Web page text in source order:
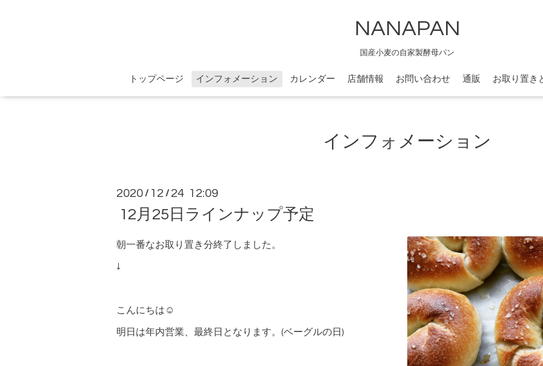
NANAPAN
国産小麦の自家製酵母パン
トップページ インフォメーション カレンダー 店舗情報 お問い合わせ 通販 お取り置き
インフォメーション
2020 / 12 / 24 12:09
12月25日ラインナップ予定
朝一番なお取り置き分終了しました。
↓
こんにちは☺︎
明日は年内営業、最終日となります。(ベーグルの日)